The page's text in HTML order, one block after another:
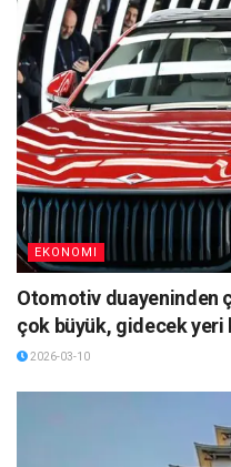
EKONOMI
Otomotiv duayeninden
çok büyük, gidecek
2026-03-10